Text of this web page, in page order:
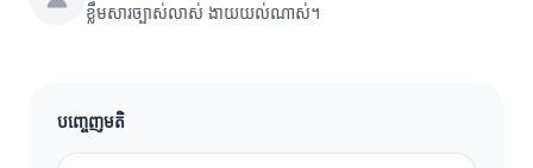
ខ្លឹមសារច្បាស់លាស់ ងាយយល់ណាស់។
បញ្ចេញមតិ